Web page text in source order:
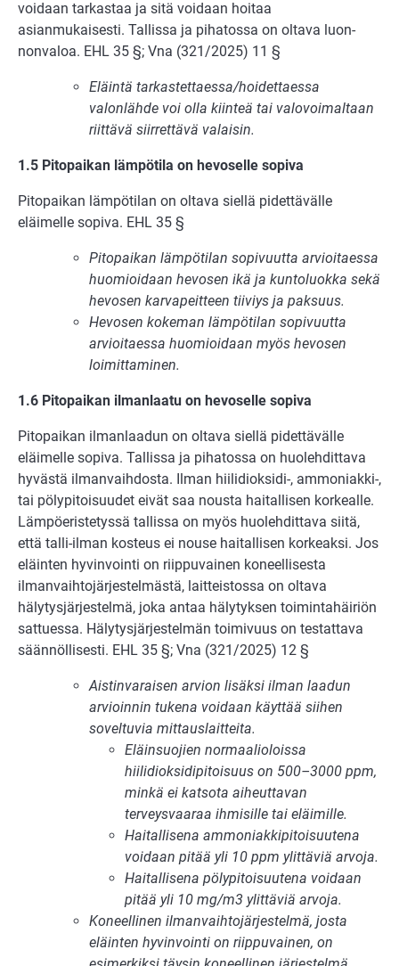
voidaan tarkastaa ja sitä voidaan hoitaa
asianmukaisesti. Tallissa ja pihatossa on oltava luon­
nonvaloa. EHL 35 §; Vna (321/2025) 11 §
Eläintä tarkastettaessa/hoidettaessa
valonlähde voi olla kiinteä tai valovoimaltaan
riittävä siirrettävä valaisin.
1.5 Pitopaikan lämpötila on hevoselle sopiva
Pitopaikan lämpötilan on oltava siellä pidettävälle
eläimelle sopiva. EHL 35 §
Pitopaikan lämpötilan sopivuutta arvioitaessa
huomioidaan hevosen ikä ja kuntoluokka sekä
hevosen karvapeitteen tiiviys ja paksuus.
Hevosen kokeman lämpötilan sopivuutta
arvioitaessa huomioidaan myös hevosen
loimittaminen.
1.6 Pitopaikan ilmanlaatu on hevoselle sopiva
Pitopaikan ilmanlaadun on oltava siellä pidettävälle
eläimelle sopiva. Tallissa ja piha­tossa on huolehdittava
hyvästä ilmanvaihdosta. Ilman hiilidioksidi-, ammoniakki-,
tai pölypitoisuudet eivät saa nousta haitallisen korkealle.
Lämpöeristetyssä tallissa on myös huolehdittava siitä,
että talli-ilman kosteus ei nouse haitallisen korkeaksi. Jos
eläinten hyvinvointi on riippuvainen koneellisesta
ilmanvaihtojärjestelmästä, laitteis­tossa on oltava
hälytysjärjestelmä, joka antaa hälytyksen toimintahäiriön
sattuessa. Hälytysjärjestelmän toimivuus on testattava
säännöllisesti. EHL 35 §; Vna (321/2025) 12 §
Aistinvaraisen arvion lisäksi ilman laadun
arvioinnin tukena voidaan käyttää siihen
soveltuvia mittauslaitteita.
Eläinsuojien normaalioloissa
hiilidioksidipitoisuus on 500–3000 ppm,
minkä ei katsota aiheuttavan
terveysvaaraa ihmisille tai eläimille.
Haitallisena ammoniakkipitoisuutena
voidaan pitää yli 10 ppm ylittäviä arvoja.
Haitallisena pölypitoisuutena voidaan
pitää yli 10 mg/m3 ylittäviä arvoja.
Koneellinen ilmanvaihtojärjestelmä, josta
eläinten hyvin­vointi on riippuvainen, on